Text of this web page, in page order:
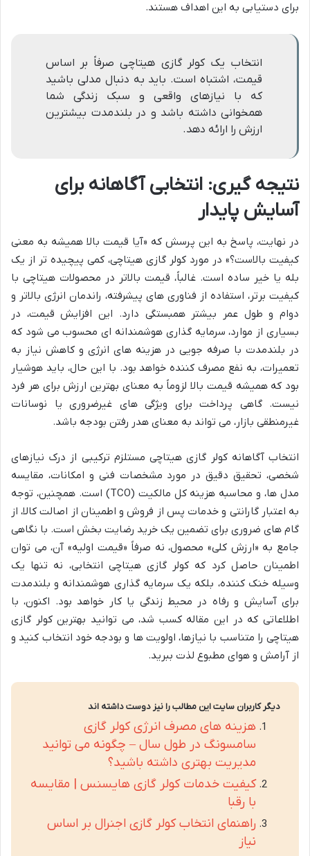
برای دستیابی به این اهداف هستند.
انتخاب یک کولر گازی هیتاچی صرفاً بر اساس
قیمت، اشتباه است. باید به دنبال مدلی باشید
که با نیازهای واقعی و سبک زندگی شما
همخوانی داشته باشد و در بلندمدت بیشترین
ارزش را ارائه دهد.
نتیجه گیری: انتخابی آگاهانه برای
آسایش پایدار
در نهایت، پاسخ به این پرسش که «آیا قیمت بالا همیشه به معنی
کیفیت بالاست؟» در مورد کولر گازی هیتاچی، کمی پیچیده تر از یک
بله یا خیر ساده است. غالباً، قیمت بالاتر در محصولات هیتاچی با
کیفیت برتر، استفاده از فناوری های پیشرفته، راندمان انرژی بالاتر و
دوام و طول عمر بیشتر همبستگی دارد. این افزایش قیمت، در
بسیاری از موارد، سرمایه گذاری هوشمندانه ای محسوب می شود که
در بلندمدت با صرفه جویی در هزینه های انرژی و کاهش نیاز به
تعمیرات، به نفع مصرف کننده خواهد بود. با این حال، باید هوشیار
بود که همیشه قیمت بالا لزوماً به معنای بهترین ارزش برای هر فرد
نیست. گاهی پرداخت برای ویژگی های غیرضروری یا نوسانات
غیرمنطقی بازار، می تواند به معنای هدر رفتن بودجه باشد.
انتخاب آگاهانه کولر گازی هیتاچی مستلزم ترکیبی از درک نیازهای
شخصی، تحقیق دقیق در مورد مشخصات فنی و امکانات، مقایسه
مدل ها، و محاسبه هزینه کل مالکیت (TCO) است. همچنین، توجه
به اعتبار گارانتی و خدمات پس از فروش و اطمینان از اصالت کالا، از
گام های ضروری برای تضمین یک خرید رضایت بخش است. با نگاهی
جامع به «ارزش کلی» محصول، نه صرفاً «قیمت اولیه» آن، می توان
اطمینان حاصل کرد که کولر گازی هیتاچی انتخابی، نه تنها یک
وسیله خنک کننده، بلکه یک سرمایه گذاری هوشمندانه و بلندمدت
برای آسایش و رفاه در محیط زندگی یا کار خواهد بود. اکنون، با
اطلاعاتی که در این مقاله کسب شد، می توانید بهترین کولر گازی
هیتاچی را متناسب با نیازها، اولویت ها و بودجه خود انتخاب کنید و
از آرامش و هوای مطبوع لذت ببرید.
دیگر کاربران سایت این مطالب را نیز دوست داشته اند
هزینه های مصرف انرژی کولر گازی
سامسونگ در طول سال – چگونه می توانید
مدیریت بهتری داشته باشید؟
کیفیت خدمات کولر گازی هایسنس | مقایسه
با رقبا
راهنمای انتخاب کولر گازی اجنرال بر اساس
نیاز